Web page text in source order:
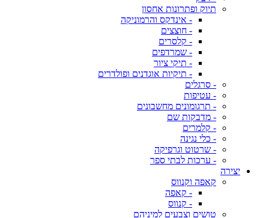
תיוק ופתרונות אחסון
- אינדקס והרמוניקה
- חוצצים
- קלסרים
- שמרדפים
- תיקי ציור
- תיקיות אוגדנים ופולדרים
- סרגלים
- עטיפות
- תרגומונים מחשבונים
- מדבקות שם
- קלמרים
- כלי נגינה
- שרטוט וגרפיקה
- ערכות לבתי ספר
יצירה
קאפה וקנווס
- קאפה
- קנווס
טושים וצבעים למיניהם